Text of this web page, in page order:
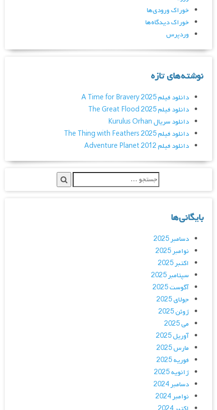
خوراک ورودی‌ها
خوراک دیدگاه‌ها
وردپرس
نوشته‌های تازه
دانلود فیلم A Time for Bravery 2025
دانلود فیلم The Great Flood 2025
دانلود سریال Kurulus Orhan
دانلود فیلم The Thing with Feathers 2025
دانلود فیلم Adventure Planet 2012
بایگانی‌ها
دسامبر 2025
نوامبر 2025
اکتبر 2025
سپتامبر 2025
آگوست 2025
جولای 2025
ژوئن 2025
می 2025
آوریل 2025
مارس 2025
فوریه 2025
ژانویه 2025
دسامبر 2024
نوامبر 2024